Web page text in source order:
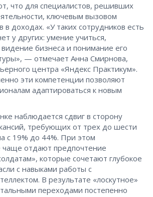
что для специалистов, решивших
ключевым вызовом
в доходах. «У таких сотрудников есть
у других: умение учиться,
бизнеса и понимание его
— отмечает Анна Смирнова,
центра «Яндекс Практикум».
эти компетенции позволяют
адаптироваться к новым
наблюдается сдвиг в сторону
требующих от трех до шести
с 19% до 44%. При этом
чаще отдают предпочтение
которые сочетают глубокое
с навыками работы с
В результате «лоскутное»
переходами постепенно